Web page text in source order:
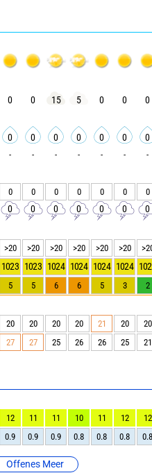
Offenes Meer
0 0 15 5 0 0 0
0 0 0 0 0 0 0
- - - - - - -
0 0 0 0 0 0 0
0 0 0 0 0 0 0
>20 >20 >20 >20 >20 >20
1023 1023 1024 1024 1024 1024
5 5 6 6 5 3 2
20 20 20 20 21 20
20
27 27 25 26 26 25 21
12 11 11 10 11 12
12
0.9 0.9 0.9 0.8 0.8 0.8 0.8